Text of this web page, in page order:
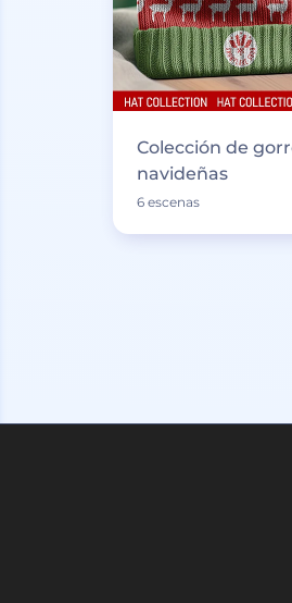
Colección de
navideñas
6 escenas